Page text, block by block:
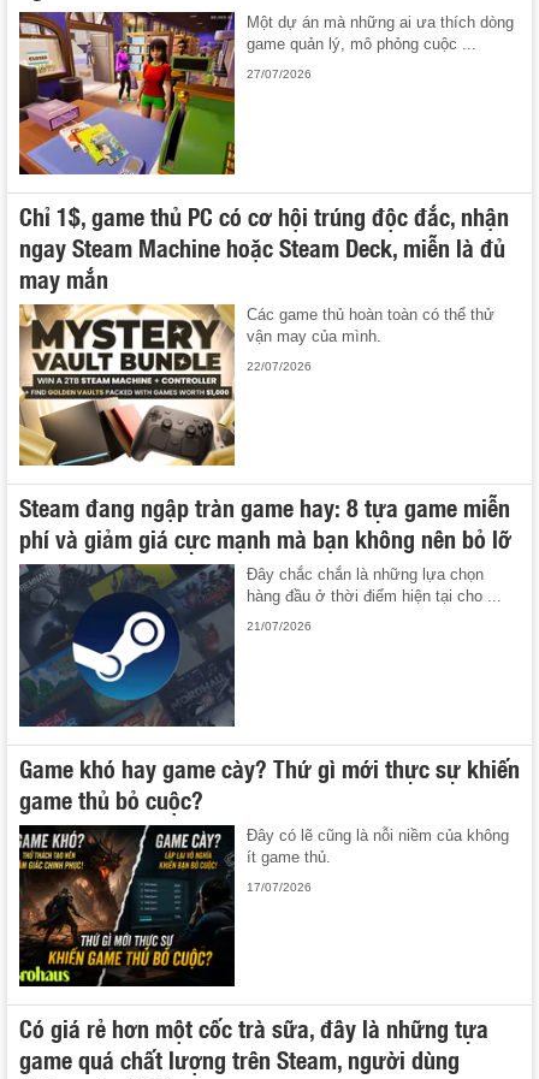
Một dự án mà những ai ưa thích dòng
game quản lý, mô phỏng cuộc ...
27/07/2026
Chỉ 1$, game thủ PC có cơ hội trúng độc đắc, nhận
ngay Steam Machine hoặc Steam Deck, miễn là đủ
may mắn
Các game thủ hoàn toàn có thể thử
vận may của mình.
22/07/2026
Steam đang ngập tràn game hay: 8 tựa game miễn
phí và giảm giá cực mạnh mà bạn không nên bỏ lỡ
Đây chắc chắn là những lựa chọn
hàng đầu ở thời điểm hiện tại cho ...
21/07/2026
Game khó hay game cày? Thứ gì mới thực sự khiến
game thủ bỏ cuộc?
Đây có lẽ cũng là nỗi niềm của không
ít game thủ.
17/07/2026
Có giá rẻ hơn một cốc trà sữa, đây là những tựa
game quá chất lượng trên Steam, người dùng